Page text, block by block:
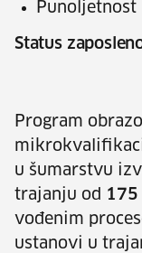
Punoljetnost
Status
Program
u šumarstvu
trajanju od 175
vođenim
ustanovi u